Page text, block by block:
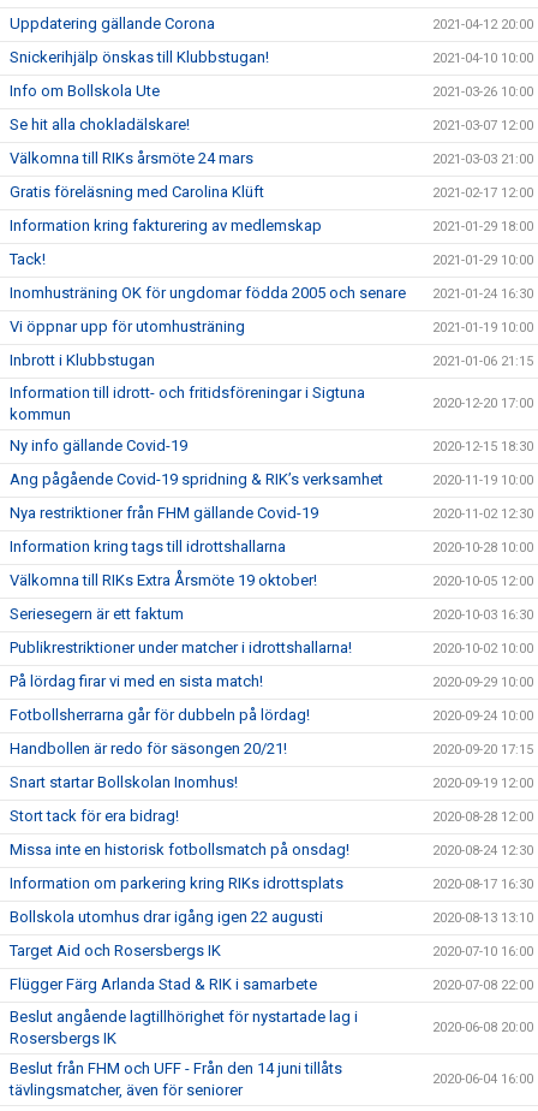
Uppdatering gällande Corona 2021-04-12 20:00
Snickerihjälp önskas till Klubbstugan! 2021-04-10 10:00
Info om Bollskola Ute 2021-03-26 10:00
Se hit alla chokladälskare! 2021-03-07 12:00
Välkomna till RIKs årsmöte 24 mars 2021-03-03 21:00
Gratis föreläsning med Carolina Klüft 2021-02-17 12:00
Information kring fakturering av medlemskap 2021-01-29 18:00
Tack! 2021-01-29 10:00
Inomhusträning OK för ungdomar födda 2005 och senare 2021-01-24 16:30
Vi öppnar upp för utomhusträning 2021-01-19 10:00
Inbrott i Klubbstugan 2021-01-06 21:15
Information till idrott- och fritidsföreningar i Sigtuna
kommun
2020-12-20 17:00
Ny info gällande Covid-19 2020-12-15 18:30
Ang pågående Covid-19 spridning & RIK’s verksamhet 2020-11-19 10:00
Nya restriktioner från FHM gällande Covid-19 2020-11-02 12:30
Information kring tags till idrottshallarna 2020-10-28 10:00
Välkomna till RIKs Extra Årsmöte 19 oktober! 2020-10-05 12:00
Seriesegern är ett faktum 2020-10-03 16:30
Publikrestriktioner under matcher i idrottshallarna! 2020-10-02 10:00
På lördag firar vi med en sista match! 2020-09-29 10:00
Fotbollsherrarna går för dubbeln på lördag! 2020-09-24 10:00
Handbollen är redo för säsongen 20/21! 2020-09-20 17:15
Snart startar Bollskolan Inomhus! 2020-09-19 12:00
Stort tack för era bidrag! 2020-08-28 12:00
Missa inte en historisk fotbollsmatch på onsdag! 2020-08-24 12:30
Information om parkering kring RIKs idrottsplats 2020-08-17 16:30
Bollskola utomhus drar igång igen 22 augusti 2020-08-13 13:10
Target Aid och Rosersbergs IK 2020-07-10 16:00
Flügger Färg Arlanda Stad & RIK i samarbete 2020-07-08 22:00
Beslut angående lagtillhörighet för nystartade lag i
Rosersbergs IK
2020-06-08 20:00
Beslut från FHM och UFF - Från den 14 juni tillåts
tävlingsmatcher, även för seniorer
2020-06-04 16:00